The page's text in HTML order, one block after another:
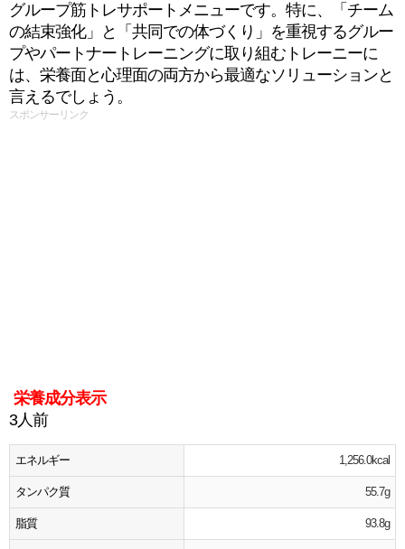
グループ筋トレサポートメニューです。特に、「チーム
の結束強化」と「共同での体づくり」を重視するグルー
プやパートナートレーニングに取り組むトレーニーに
は、栄養面と心理面の両方から最適なソリューションと
言えるでしょう。
スポンサーリンク
栄養成分表示
3人前
エネルギー 1,256.0kcal
タンパク質 55.7g
脂質 93.8g